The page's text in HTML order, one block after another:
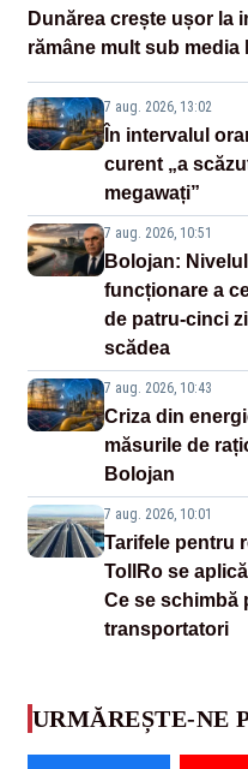
Dunărea crește ușor la
rămâne mult sub media
7 aug. 2026, 13:02
În intervalul
curent „a
megawați”
7 aug. 2026, 10:51
Bolojan:
funcționare a
de patru-cinci
scădea
7 aug. 2026, 10:43
Criza din
măsurile de
Bolojan
7 aug. 2026, 10:01
Tarifele pentru
TollRo se
Ce se schimbă
transportatori
URMĂREȘTE-NE